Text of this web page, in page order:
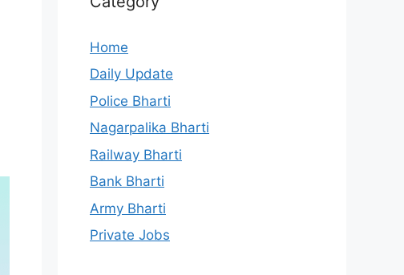
Home
Daily Update
Police Bharti
Nagarpalika Bharti
Railway Bharti
Bank Bharti
Army Bharti
Private Jobs